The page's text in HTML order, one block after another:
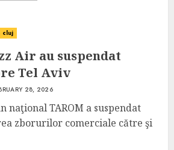
cluj
Air au suspendat
Tel Aviv
28, 2026
naţional TAROM a suspendat
zborurilor comerciale către şi